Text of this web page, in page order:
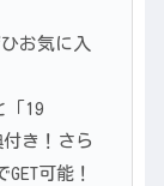
お気に入
「19
き！さら
可能！